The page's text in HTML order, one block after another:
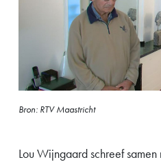
Bron: RTV Maastricht
Lou Wijngaard schreef